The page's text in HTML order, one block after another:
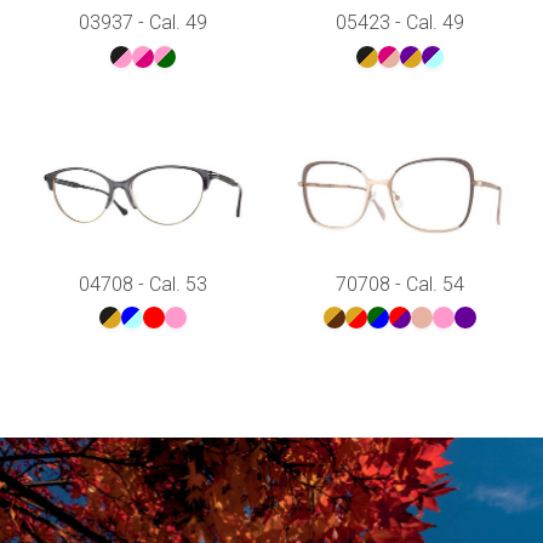
03937 - Cal. 49 05423 - Cal. 49
04708 - Cal. 53 70708 - Cal. 54